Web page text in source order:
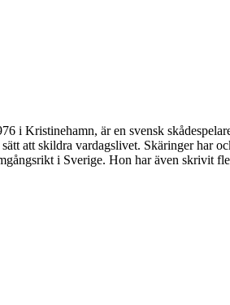
i Kristinehamn, är en svensk
att skildra vardagslivet. Skäringer
i Sverige. Hon har även skrivit